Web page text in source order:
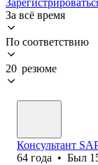
За всё время
По соответствию
20 резюме
Консультант
64 года • Был